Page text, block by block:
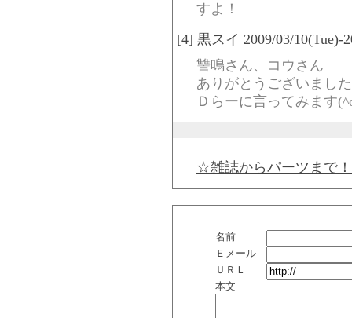
すよ！
[4] 黒スイ 2009/03/10(Tue)-
讐鳴さん、コウさん
ありがとうございまし
Ｄらーに言ってみます
☆雑誌からパーツまで
名前
Ｅメール
ＵＲＬ
本文